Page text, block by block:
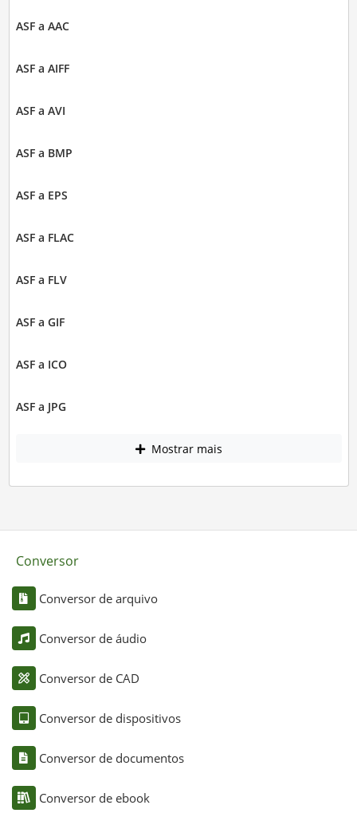
ASF a AAC
ASF a AIFF
ASF a AVI
ASF a BMP
ASF a EPS
ASF a FLAC
ASF a FLV
ASF a GIF
ASF a ICO
ASF a JPG
Mostrar mais
Conversor
Conversor de arquivo
Conversor de áudio
Conversor de CAD
Conversor de dispositivos
Conversor de documentos
Conversor de ebook